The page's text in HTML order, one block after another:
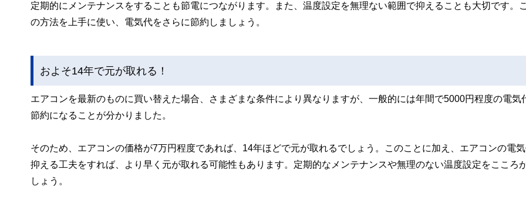
定期的にメンテナンスをすることも節電につながります。また、温度設定を無理ない範囲で抑えることも大切です。
の方法を上手に使い、電気代をさらに節約しましょう。
およそ14年で元が取れる！
エアコンを最新のものに買い替えた場合、さまざまな条件により異なりますが、一般的には年間で5000円程度の電気
節約になることが分かりました。
そのため、エアコンの価格が7万円程度であれば、14年ほどで元が取れるでしょう。このことに加え、エアコンの電
抑える工夫をすれば、より早く元が取れる可能性もあります。定期的なメンテナンスや無理のない温度設定をこころ
しょう。